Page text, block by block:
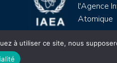
l'Agence
Atomique
à utiliser ce site, nous